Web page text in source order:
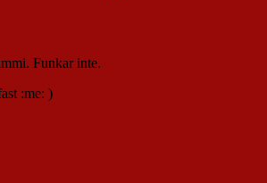
Funkar inte.
:me: )